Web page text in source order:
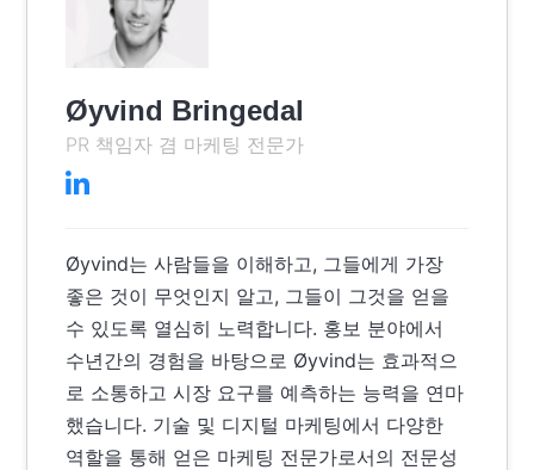
Øyvind Bringedal
PR 책임자 겸 마케팅 전문가
Øyvind는 사람들을 이해하고, 그들에게 가장
좋은 것이 무엇인지 알고, 그들이 그것을 얻을
수 있도록 열심히 노력합니다. 홍보 분야에서
수년간의 경험을 바탕으로 Øyvind는 효과적으
로 소통하고 시장 요구를 예측하는 능력을 연마
했습니다. 기술 및 디지털 마케팅에서 다양한
역할을 통해 얻은 마케팅 전문가로서의 전문성